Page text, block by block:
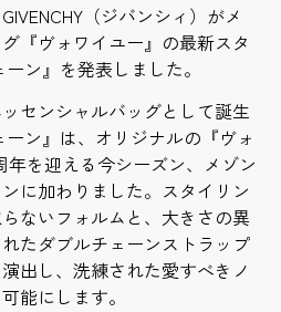
（ジバンシィ）がメ
『ヴォワイユー』の最新スタ
ン』を発表しました。
センシャルバッグとして誕生
ン』は、オリジナルの『ヴォ
年を迎える今シーズン、メゾン
に加わりました。スタイリン
ないフォルムと、大きさの異
たダブルチェーンストラップ
出し、洗練された愛すべきノ
能にします。